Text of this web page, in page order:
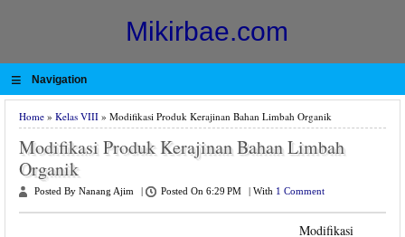
Mikirbae.com
≡ Navigation
Home » Kelas VIII » Modifikasi Produk Kerajinan Bahan Limbah Organik
Modifikasi Produk Kerajinan Bahan Limbah
Organik
Posted By Nanang Ajim Posted On 6:29 PM With 1 Comment
Modifikasi